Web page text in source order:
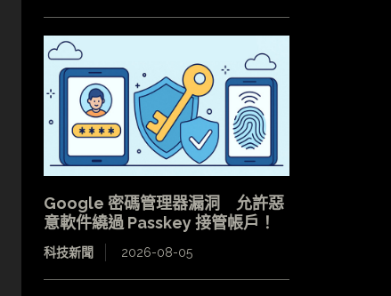
Google 密碼管理器漏洞 允許惡
意軟件繞過 Passkey 接管帳戶！
科技新聞 2026-08-05